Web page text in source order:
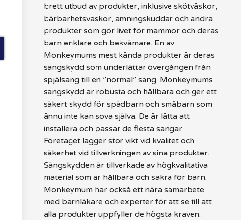
brett utbud av produkter, inklusive skötväskor,
bärbarhetsväskor, amningskuddar och andra
produkter som gör livet för mammor och deras
barn enklare och bekvämare. En av
Monkeymums mest kända produkter är deras
sängskydd som underlättar övergången från
spjälsäng till en ”normal” säng. Monkeymums
sängskydd är robusta och hållbara och ger ett
säkert skydd för spädbarn och småbarn som
ännu inte kan sova själva. De är lätta att
installera och passar de flesta sängar.
Företaget lägger stor vikt vid kvalitet och
säkerhet vid tillverkningen av sina produkter.
Sängskydden är tillverkade av högkvalitativa
material som är hållbara och säkra för barn.
Monkeymum har också ett nära samarbete
med barnläkare och experter för att se till att
alla produkter uppfyller de högsta kraven.